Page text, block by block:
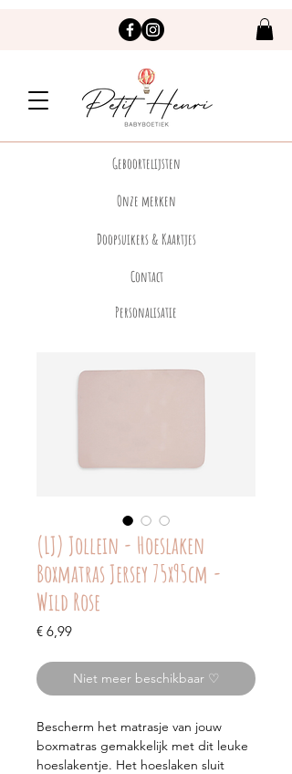
Geboortelijsten
Onze merken
Doopsuikers & Kaartjes
Contact
Personalisatie
(LJ) Jollein - Hoeslaken
Boxmatras Jersey 75x95cm -
Wild Rose
€ 6,99Prijs
Niet meer beschikbaar ♡
Bescherm het matrasje van jouw
boxmatras gemakkelijk met dit leuke
hoeslakentje. Het hoeslaken sluit